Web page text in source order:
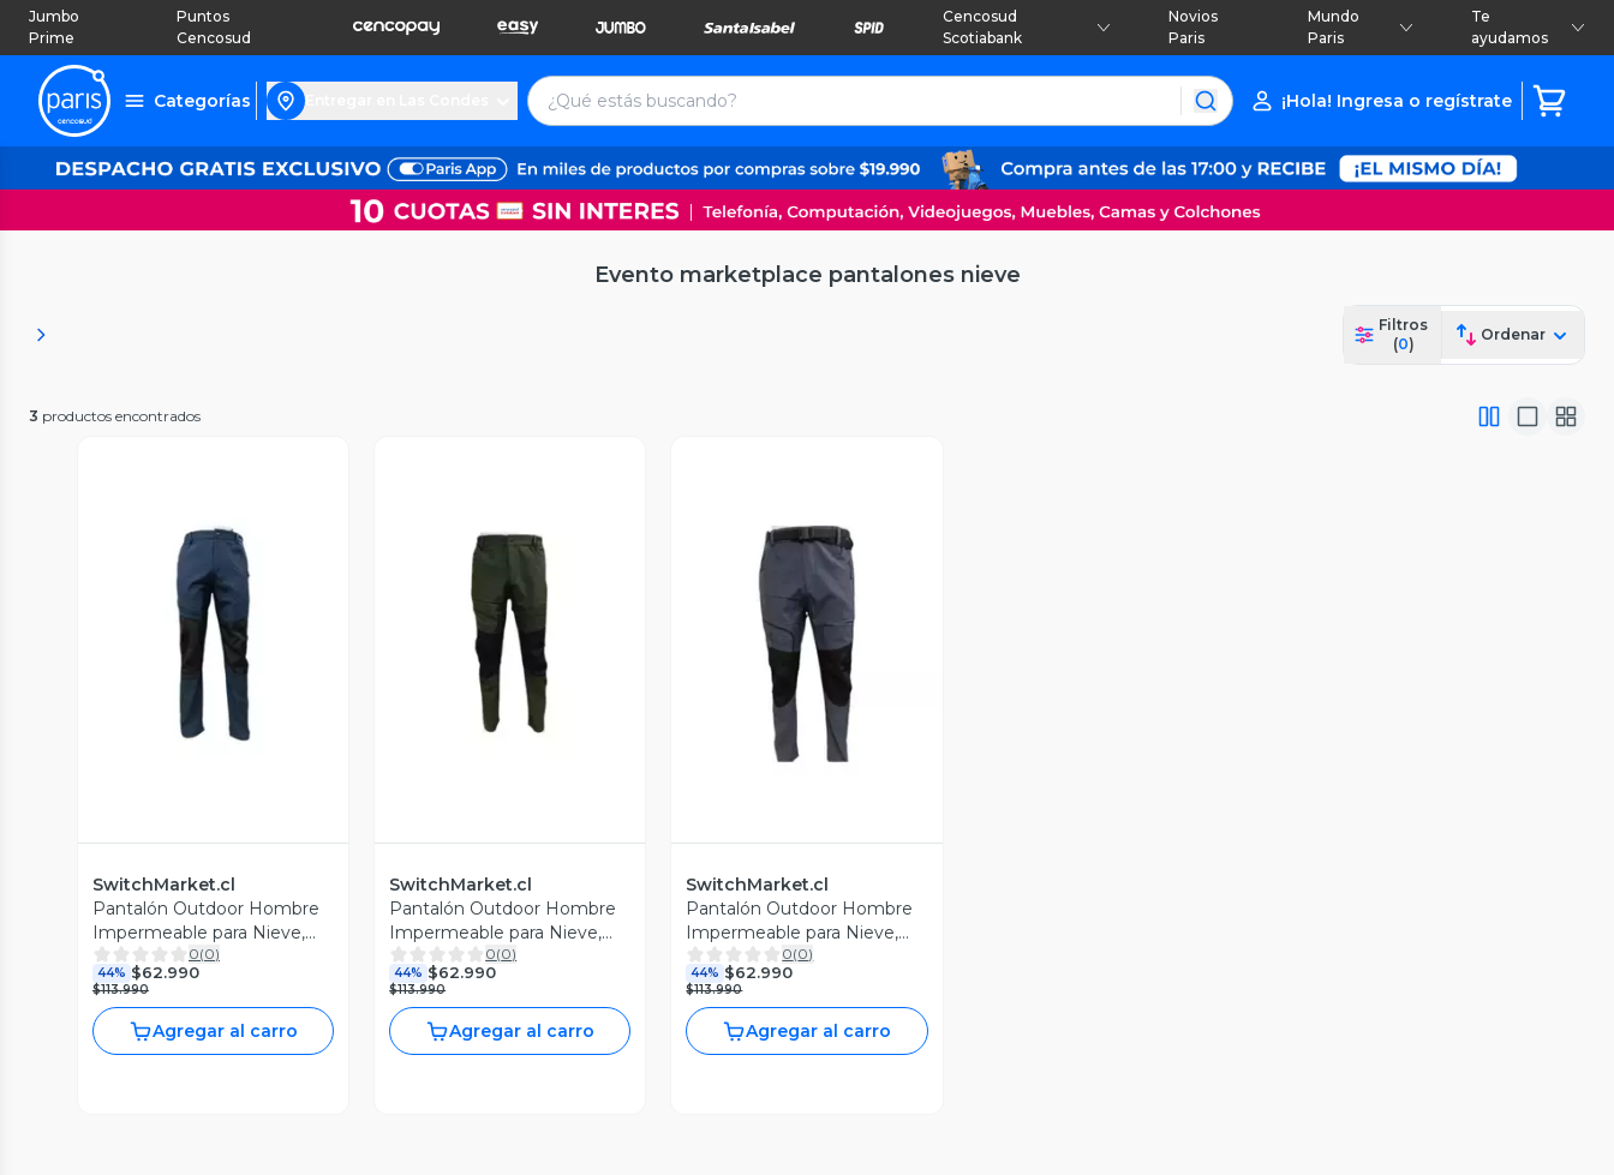
Jumbo
Prime
Puntos
Cencosud
Cencosud
Scotiabank
Novios
Paris
Mundo
Paris
Te
ayudamos
Categorías ¡Hola! Ingresa o regístrate
Evento marketplace pantalones nieve
Filtros
(0)
Ordenar
3 productos encontrados
Vista Previa
SwitchMarket.cl
Pantalón Outdoor Hombre
Impermeable para Nieve,
Color Azul Oscuro, Talla S
0(0)
44% $62.990
$113.990
Agregar al carro
Vista Previa
SwitchMarket.cl
Pantalón Outdoor Hombre
Impermeable para Nieve,
Color Verde Musgo, Talla L
0(0)
44% $62.990
$113.990
Agregar al carro
Vista Previa
SwitchMarket.cl
Pantalón Outdoor Hombre
Impermeable para Nieve,
Color Plateado, Talla S
0(0)
44% $62.990
$113.990
Agregar al carro